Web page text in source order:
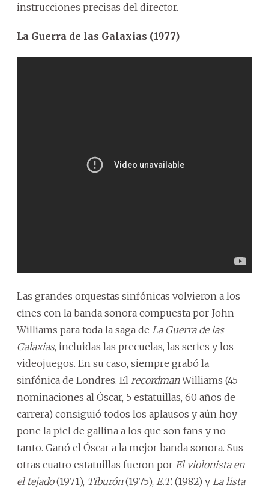
instrucciones precisas del director.
La Guerra de las Galaxias (1977)
Las grandes orquestas sinfónicas volvieron a los
cines con la banda sonora compuesta por John
Williams para toda la saga de La Guerra de las
Galaxias, incluidas las precuelas, las series y los
videojuegos. En su caso, siempre grabó la
sinfónica de Londres. El recordmanWilliams (45
nominaciones al Óscar, 5 estatuillas, 60 años de
carrera) consiguió todos los aplausos y aún hoy
pone la piel de gallina a los que son fans y no
tanto. Ganó el Óscar a la mejor banda sonora. Sus
otras cuatro estatuillas fueron por El violonista en
el tejado(1971), Tiburón(1975), E.T. (1982) y La lista